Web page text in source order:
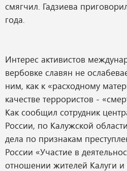
смягчил. Гадзиева
года.
Интерес активистов
вербовке славян не
ним, как к «расходному
качестве террористов -
Как сообщил сотрудник
России, по Калужской
дела по признакам
России «Участие в
отношении жителей Калуги